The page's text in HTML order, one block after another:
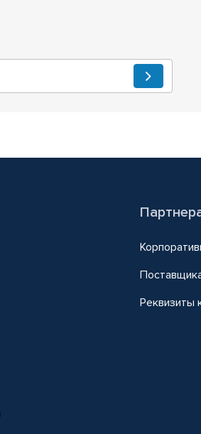
Реквизиты